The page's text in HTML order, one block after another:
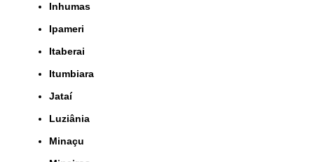
Inhumas
Ipameri
Itaberai
Itumbiara
Jataí
Luziânia
Minaçu